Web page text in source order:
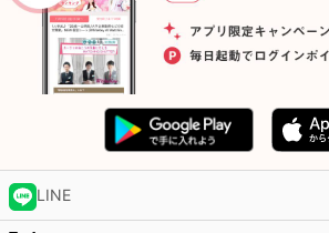
LINE